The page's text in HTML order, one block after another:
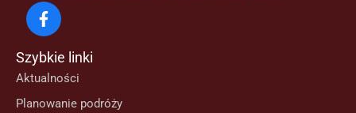
Szybkie linki
Aktualności
Planowanie podróży